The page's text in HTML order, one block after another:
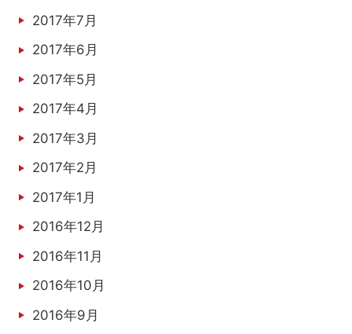
2017年7月
2017年6月
2017年5月
2017年4月
2017年3月
2017年2月
2017年1月
2016年12月
2016年11月
2016年10月
2016年9月